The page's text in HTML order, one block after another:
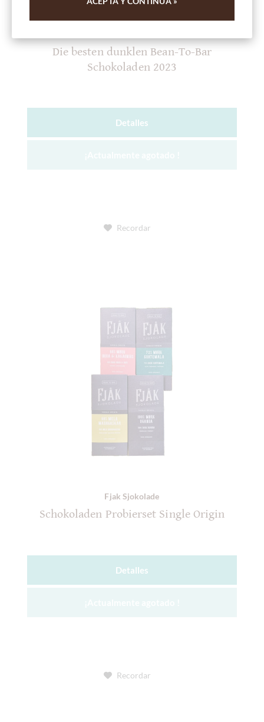
Die besten dunklen Bean-To-Bar
Schokoladen 2023
Detalles
Recordar
Fjak Sjokolade
Schokoladen Probierset Single Origin
Detalles
Recordar